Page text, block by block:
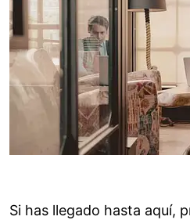
Si has llegado hasta aquí,